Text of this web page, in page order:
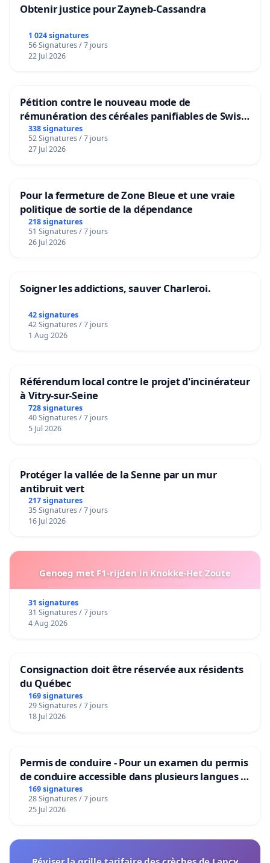
Obtenir justice pour Zayneb-Cassandra
1 024 signatures
56 Signatures / 7 jours
22 Jul 2026
Pétition contre le nouveau mode de
rémunération des céréales panifiables de Swiss
granum basé sur la teneur en protéines
338 signatures
52 Signatures / 7 jours
27 Jul 2026
Pour la fermeture de Zone Bleue et une vraie
politique de sortie de la dépendance
218 signatures
51 Signatures / 7 jours
26 Jul 2026
Soigner les addictions, sauver Charleroi.
42 signatures
42 Signatures / 7 jours
1 Aug 2026
Référendum local contre le projet d'incinérateur
à Vitry-sur-Seine
728 signatures
40 Signatures / 7 jours
5 Jul 2026
Protéger la vallée de la Senne par un mur
antibruit vert
217 signatures
35 Signatures / 7 jours
16 Jul 2026
Genoeg met F1-rijden in Knokke-Het Zoute
31 signatures
31 Signatures / 7 jours
4 Aug 2026
Consignaction doit être réservée aux résidents
du Québec
169 signatures
29 Signatures / 7 jours
18 Jul 2026
Permis de conduire - Pour un examen du permis
de conduire accessible dans plusieurs langues à
Bruxelles
169 signatures
28 Signatures / 7 jours
25 Jul 2026